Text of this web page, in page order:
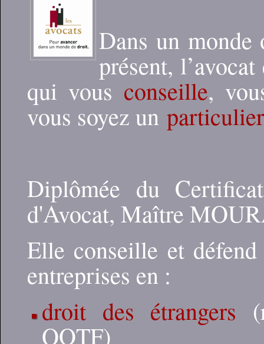
Dans un
présent,
qui vous conseille,
vous soyez un particulier
Diplômée du
d'Avocat, Maître
Elle conseille et
entreprises en :
droit des étrangers
OQTF)